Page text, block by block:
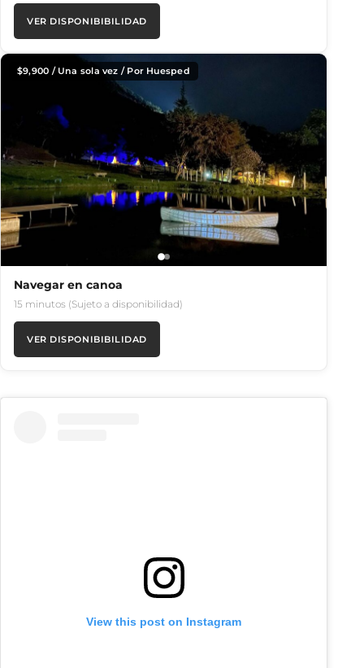
VER DISPONIBIBILIDAD
$9,900 / Una sola vez / Por Huesped
Navegar en canoa
15 minutos (Sujeto a disponibilidad)
VER DISPONIBIBILIDAD
View this post on Instagram